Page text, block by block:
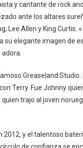
y cantante de rock
ante los altares
Lee Allen y King Curtis. «
su elegante imagen de
Greaseland
Terry. Fue Johnny
trajo al joven
2012, y el talentoso